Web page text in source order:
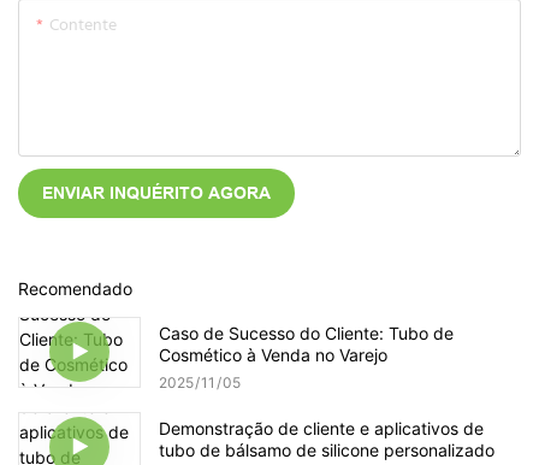
Contente
ENVIAR INQUÉRITO AGORA
Recomendado
Caso de Sucesso do Cliente: Tubo de
Cosmético à Venda no Varejo
2025 11 05
Demonstração de cliente e aplicativos de
tubo de bálsamo de silicone personalizado